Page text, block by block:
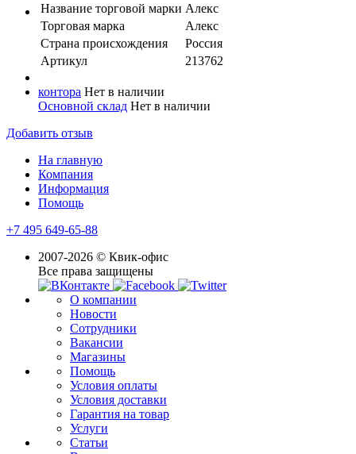
Название торговой марки Алекс
Торговая марка
Алекс
Страна происхождения
Россия
Артикул
213762
контора Нет в наличии
Основной склад Нет в наличии
Добавить отзыв
На главную
Компания
Информация
Помощь
+7 495 649-65-88
2007-2026 © Квик-офис
Все права защищены
О компании
Новости
Сотрудники
Вакансии
Магазины
Помощь
Условия оплаты
Условия доставки
Гарантия на товар
Услуги
Статьи